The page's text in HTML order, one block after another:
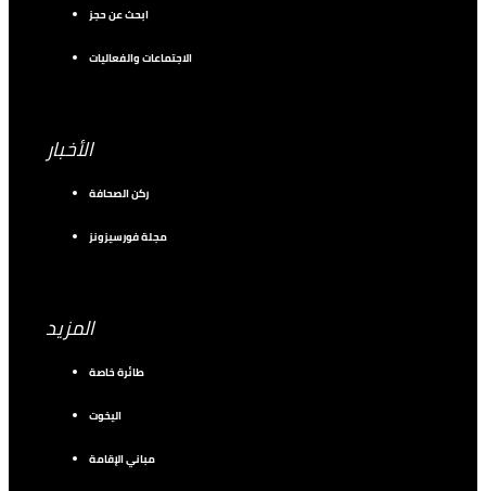
ابحث عن حجز
الاجتماعات والفعاليات
الأخبار
ركن الصحافة
مجلة فورسيزونز
المزيد
طائرة خاصة
اليخوت
مباني الإقامة